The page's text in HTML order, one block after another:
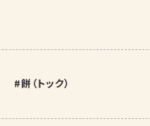
餅（トック）